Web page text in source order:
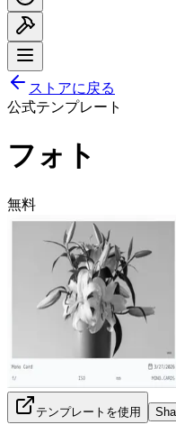
ストアに戻る
公式テンプレート
フォト
無料
テンプレートを使用